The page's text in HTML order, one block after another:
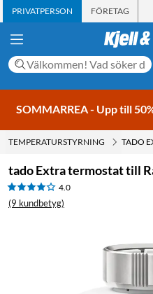
PRIVATPERSON FÖRETAG
SOMMARREA - Upp till
TEMPERATURSTYRNING
tado Extra termostat till
4.0
(9 kundbetyg)